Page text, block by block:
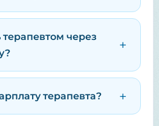
через
терапевта?